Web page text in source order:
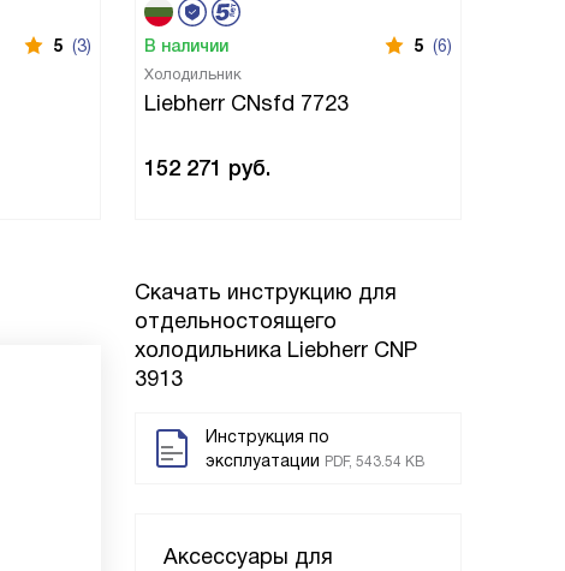
5 (3) В наличии 5 (6)
Холодильник
Liebherr CNsfd 7723
152 271 руб.
Скачать инструкцию для
отдельностоящего
холодильника Liebherr CNP
3913
Инструкция по
эксплуатации PDF, 543.54 KB
Аксессуары для